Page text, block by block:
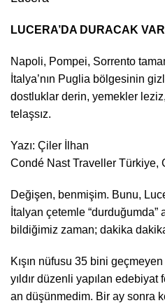
LUCERA’DA DURACAK
Napoli, Pompei, Sorrento
İtalya’nın Puglia bölgesinin
dostluklar derin, yemekler
telaşsız.
Yazı: Çiler İlhan
Condé Nast Traveller Türkiye,
Değişen, benmişim. Bunu,
İtalyan çetemle “durduğumda”
bildiğimiz zaman; dakika
Kışın nüfusu 35 bini
yıldır düzenli yapılan
an düşünmedim. Bir ay sonra